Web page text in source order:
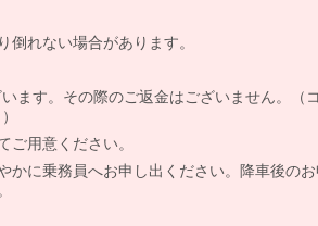
れない場合があります。
ます。その際のご返金はございません。（
用意ください。
かに乗務員へお申し出ください。降車後の